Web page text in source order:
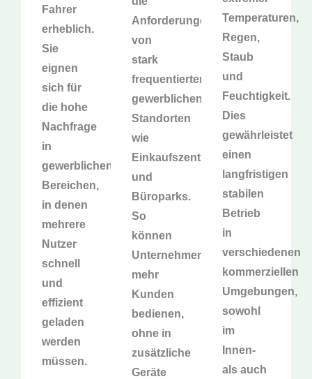
Fahrer
erheblich.
Sie
eignen
sich für
die hohe
Nachfrage
in
gewerblichen
Bereichen,
in denen
mehrere
Nutzer
schnell
und
effizient
geladen
werden
müssen.
Anforderungen
von
stark
frequentierten
gewerblichen
Standorten
wie
Einkaufszentren
und
Büroparks.
So
können
Unternehmen
mehr
Kunden
bedienen,
ohne in
zusätzliche
Geräte
Temperaturen,
Regen,
Staub
und
Feuchtigkeit.
Dies
gewährleistet
einen
langfristigen
stabilen
Betrieb
in
verschiedenen
kommerziellen
Umgebungen,
sowohl
im
Innen-
als auch